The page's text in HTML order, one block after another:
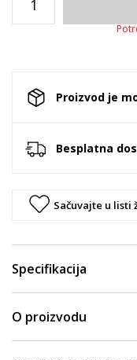
Proizvod je
Besplatna
Sačuvajte u listi
Specifikacija
O proizvodu